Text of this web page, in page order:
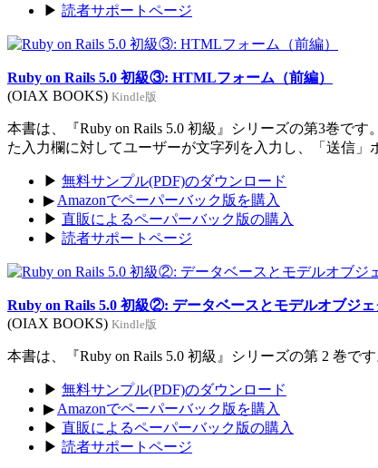
▶ 読者サポートページ
Ruby on Rails 5.0 初級③: HTMLフォーム（前編）
(OIAX BOOKS) Kindle版
本書は、『Ruby on Rails 5.0 初級』シリーズの第3巻で
た入力欄に対してユーザーが文字列を入力し、「送信
▶ 無料サンプル(PDF)のダウンロード
▶ Amazonでペーパーバック版を購入
▶ 直販によるペーパーバック版の購入
▶ 読者サポートページ
Ruby on Rails 5.0 初級②: データベースとモデルオブジェ
(OIAX BOOKS) Kindle版
本書は、『Ruby on Rails 5.0 初級』シリーズの第 2 巻で
▶ 無料サンプル(PDF)のダウンロード
▶ Amazonでペーパーバック版を購入
▶ 直販によるペーパーバック版の購入
▶ 読者サポートページ